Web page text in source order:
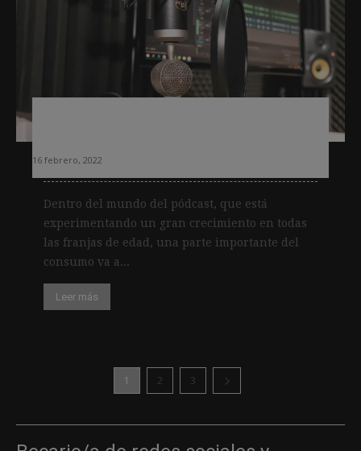
16 febrero, 2022
Dentro del mundo del pódcast, que está
experimentando un gran crecimiento en todas
las franjas de edad, una parte importante del
consumo va a...
Leer más
1 2 3